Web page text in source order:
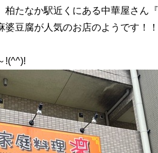
たなか駅近くにある中華屋さん
婆豆腐が人気のお店のようです！
!(^^)!